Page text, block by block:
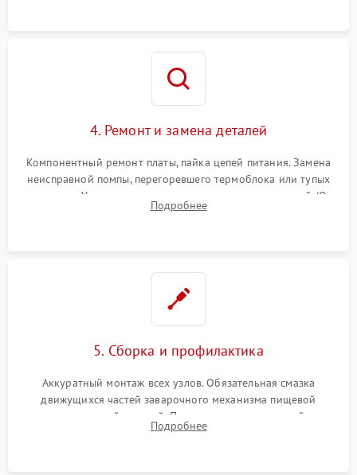
4. Ремонт и замена деталей
Компонентный ремонт платы, пайка цепей питания. Замена
неисправной помпы, перегоревшего термоблока или тупых
жерновов. Установка новых силиконовых уплотнителей (O-
ring) и тефлоновых трубок для надежного устранения
Подробнее
5. Сборка и профилактика
Аккуратный монтаж всех узлов. Обязательная смазка
движущихся частей заварочного механизма пищевой
силиконовой смазкой. Проведение программной
декальцинации и очистки системы от кофейных масел.
Подробнее